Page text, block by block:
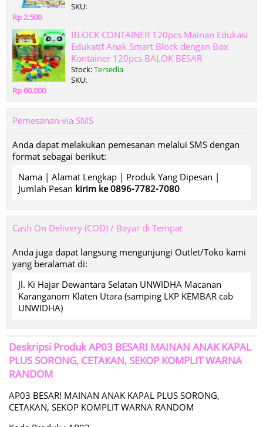
SKU:
Rp 2.500
BLOCK CONTAINER 120pcs Mainan Edukasi
Edukatif Anak Smart Block dengan Box
Kontainer 120pcs BALOK BESAR
Stock:Tersedia
SKU:
Rp 60.000
Pemesanan via SMS
Anda dapat melakukan pemesanan melalui SMS dengan
format sebagai berikut:
Nama | Alamat Lengkap | Produk Yang Dipesan |
Jumlah Pesan kirim ke 0896-7782-7080
Cash On Delivery (COD) / Bayar di Tempat
Anda juga dapat langsung mengunjungi Outlet/Toko kami
yang beralamat di:
Jl. Ki Hajar Dewantara Selatan UNWIDHA Macanan
Karanganom Klaten Utara (samping LKP KEMBAR cab
UNWIDHA)
Deskripsi ProdukAP03 BESAR! MAINAN ANAK KAPAL
PLUS SORONG, CETAKAN, SEKOP KOMPLIT WARNA
RANDOM
AP03 BESAR! MAINAN ANAK KAPAL PLUS SORONG,
CETAKAN, SEKOP KOMPLIT WARNA RANDOM